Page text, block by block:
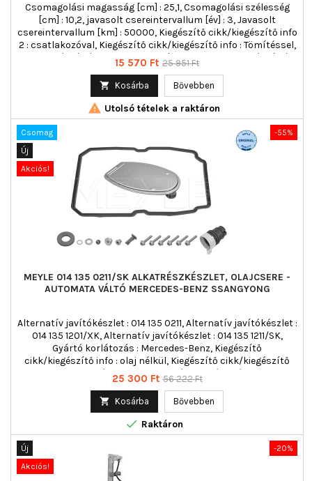
Csomagolási magasság [cm] : 25,1, Csomagolási szélesség
[cm] : 10,2, javasolt csereintervallum [év] : 3, Javasolt
csereintervallum [km] : 50000, Kiegészítő cikk/kiegészítő info
2 : csatlakozóval, Kiegészítő cikk/kiegészítő info : Tömítéssel,
Sebességváltó fajta : 5 fokozatú automata, Sebességváltó
típus : 722,6, Tömeg [kg] : 0,4729, további szükséges cikkek
lásd tartozéklista :
Ár
15 570 Ft Normál
25 951 Ft
 Kosárba Bővebben
 Utolsó tételek a raktáron
-55%
Csomag
Új
Akciós!
MEYLE 014 135 0211/SK ALKATRÉSZKÉSZLET, OLAJCSERE -
AUTOMATA VÁLTÓ MERCEDES-BENZ SSANGYONG
Alternatív javítókészlet : 014 135 0211, Alternatív javítókészlet :
014 135 1201/XK, Alternatív javítókészlet : 014 135 1211/SK,
Gyártó korlátozás : Mercedes-Benz, Kiegészítő
cikk/kiegészítő info : olaj nélkül, Kiegészítő cikk/kiegészítő
info : Tartozékokkal, Mennyiségi egység : Készlet,
Sebességváltó fajta : 5 fokozatú automata, Sebességváltó
típus : 722.6, Sebességváltó típus : W5A 330, Sebességváltó
típus : W5A 380, Sebességváltó típus : W5A 580,
Sebességváltó típus : W5A 900
Ár
25 300 Ft Normál
56 222 Ft
 Kosárba Bővebben
 Raktáron
-20%
Új
Akciós!